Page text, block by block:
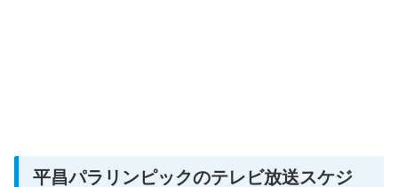
平昌パラリンピックのテレビ放送スケジ